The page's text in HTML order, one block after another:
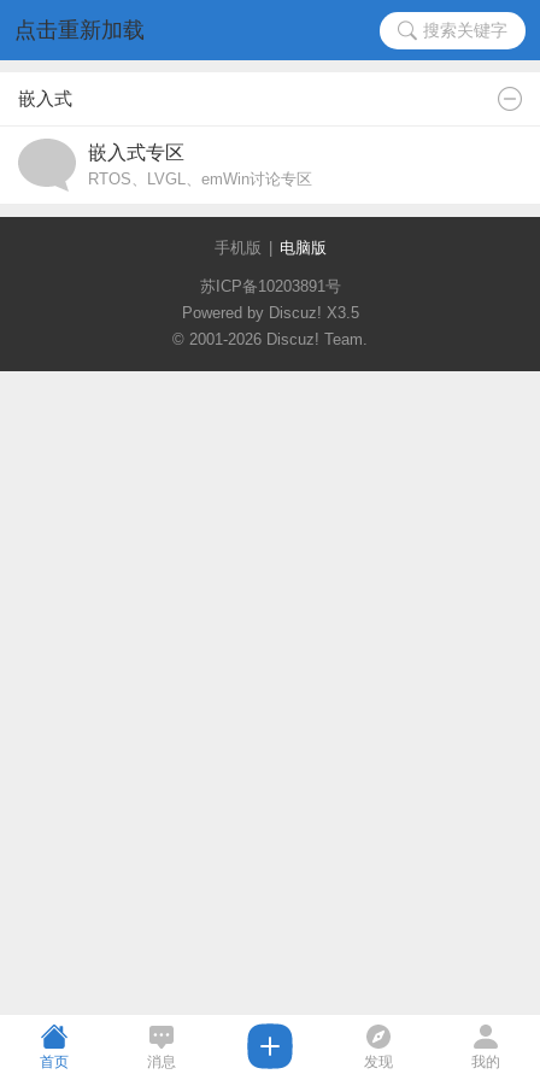
点击重新加载 搜索关键字
嵌入式
嵌入式专区
RTOS、LVGL、emWin讨论专区
手机版 电脑版
苏ICP备10203891号
Powered by Discuz! X3.5
© 2001-2026 Discuz! Team.
首页 消息 发现 我的